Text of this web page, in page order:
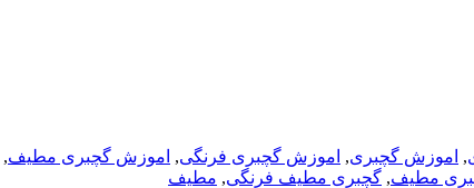
, اموزش گچبری, اموزش گچبری فرنگی, اموزش گچبری مطیف,
مطیف, گچبری مطیف فرنگی, مطیف